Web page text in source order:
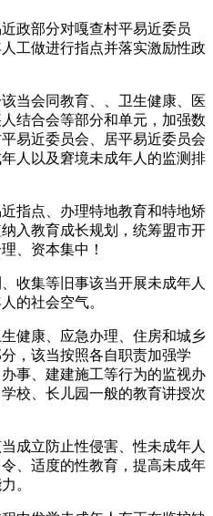
部分对嘎查村平易近委员
工做进行指点并落实激励性政
会同教育、、卫生健康、医
结合会等部分和单元，加强数
易近委员会、居平易近委员会
人以及窘境未成年人的监测排
点、办理特地教育和特地矫
入教育成长规划，统筹盟市开
、资本集中！
集等旧事该当开展未成年人
的社会空气。
康、应急办理、住房和城乡
，该当按照各自职责加强学
事、建建施工等行为的监视办
校、长儿园一般的教育讲授次
立防止性侵害、性未成年人
、适度的性教育，提高未成年
。